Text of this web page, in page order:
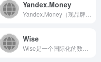
Yandex.Money
Wise